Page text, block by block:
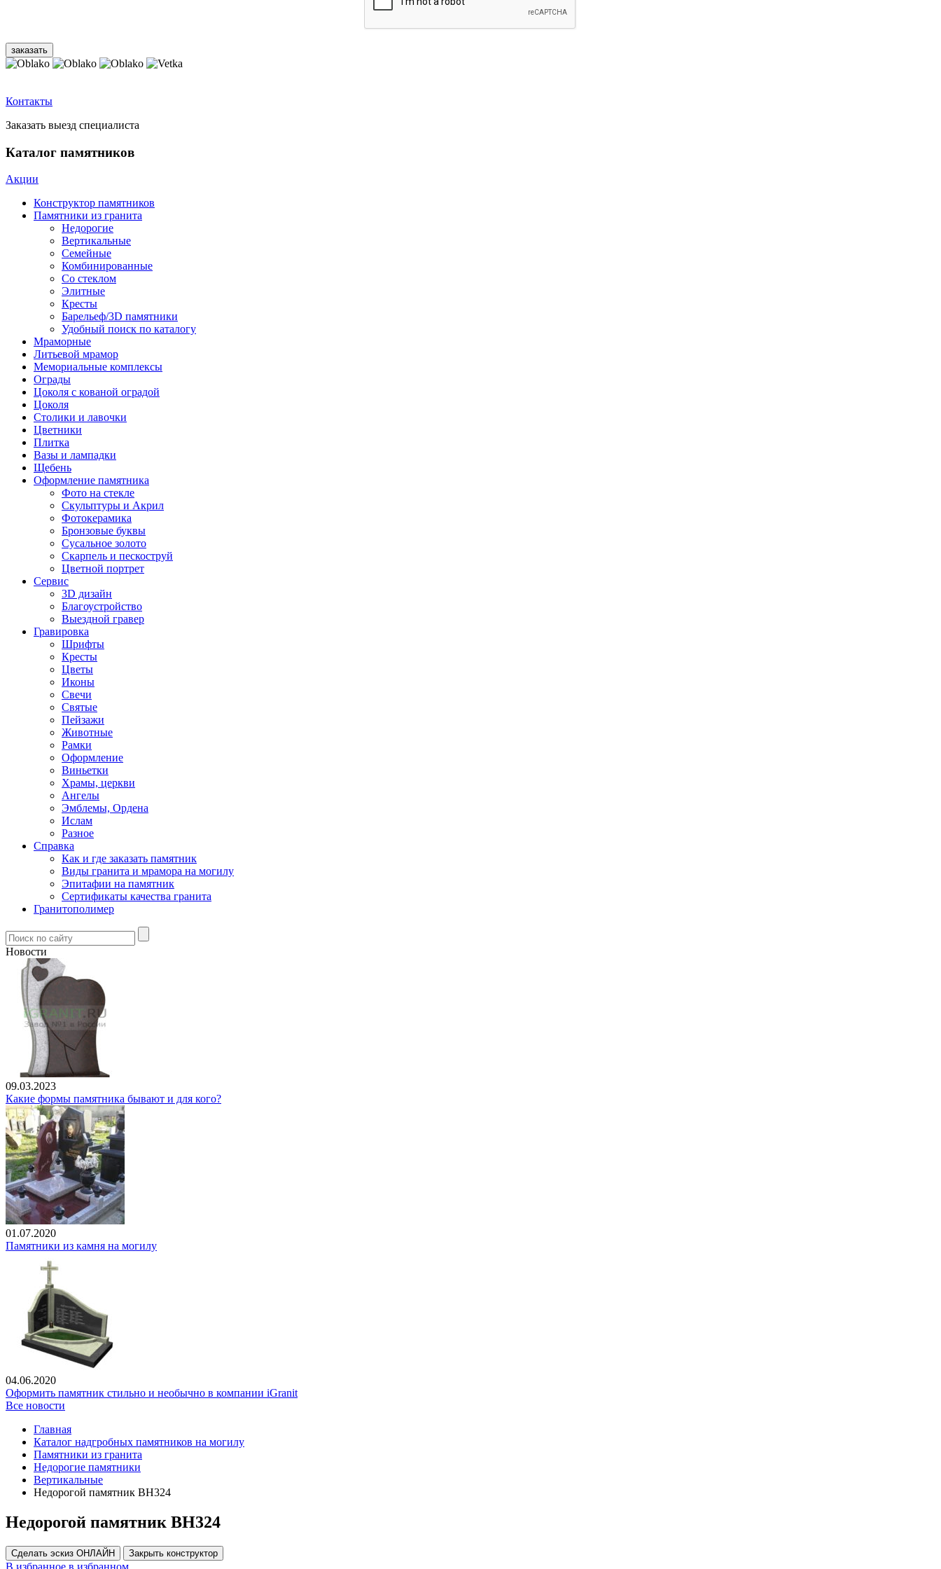
Контакты
Заказать выезд специалиста
Каталог памятников
Акции
Конструктор памятников
Памятники из гранита
Недорогие
Вертикальные
Семейные
Комбинированные
Со стеклом
Элитные
Кресты
Барельеф/3D памятники
Удобный поиск по каталогу
Мраморные
Литьевой мрамор
Мемориальные комплексы
Ограды
Цоколя с кованой оградой
Цоколя
Столики и лавочки
Цветники
Плитка
Вазы и лампадки
Щебень
Оформление памятника
Фото на стекле
Скульптуры и Акрил
Фотокерамика
Бронзовые буквы
Сусальное золото
Скарпель и пескоструй
Цветной портрет
Сервис
3D дизайн
Благоустройство
Выездной гравер
Гравировка
Шрифты
Кресты
Цветы
Иконы
Свечи
Святые
Пейзажи
Животные
Рамки
Оформление
Виньетки
Храмы, церкви
Ангелы
Эмблемы, Ордена
Ислам
Разное
Справка
Как и где заказать памятник
Виды гранита и мрамора на могилу
Эпитафии на памятник
Сертификаты качества гранита
Гранитополимер
Новости
09.03.2023
Какие формы памятника бывают и для кого?
01.07.2020
Памятники из камня на могилу
04.06.2020
Оформить памятник стильно и необычно в компании iGranit
Все новости
Главная
Каталог надгробных памятников на могилу
Памятники из гранита
Недорогие памятники
Вертикальные
Недорогой памятник ВН324
Недорогой памятник ВН324
Сделать эскиз ОНЛАЙН Закрыть конструктор